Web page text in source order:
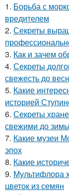
1. Борьба с
вредителем
2. Секреты
3. Как и зачем
4. Секреты
свежесть до
5. Какие
историей
6. Секреты
свежими до зимы
7. Какие музеи
эпох
8. Какие
9. Мультифлора
цветок из семян